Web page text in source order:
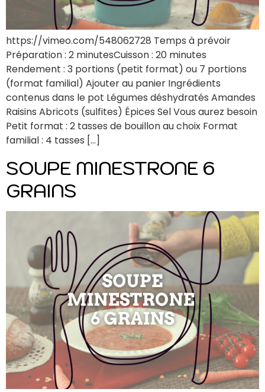
https://vimeo.com/548062728 Temps à prévoir
Préparation : 2 minutesCuisson : 20 minutes
Rendement : 3 portions (petit format) ou 7 portions
(format familial) Ajouter au panier Ingrédients
contenus dans le pot Légumes déshydratés Amandes
Raisins Abricots (sulfites) Épices Sel Vous aurez besoin
Petit format : 2 tasses de bouillon au choix Format
familial : 4 tasses […]
SOUPE MINESTRONE 6
GRAINS